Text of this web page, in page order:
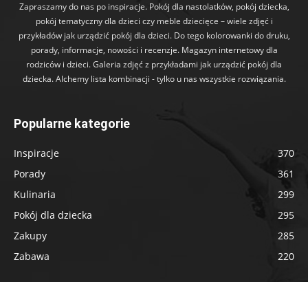
Zapraszamy do nas po inspiracje. Pokój dla nastolatków, pokój dziecka,
pokój tematyczny dla dzieci czy meble dziecięce – wiele zdjęć i
przykładów jak urządzić pokój dla dzieci. Do tego kolorowanki do druku,
porady, informacje, nowości i recenzje. Magazyn internetowy dla
rodziców i dzieci. Galeria zdjęć z przykładami jak urządzić pokój dla
dziecka. Alchemy lista kombinacji - tylko u nas wszystkie rozwiązania.
Popularne kategorie
Inspiracje
370
Porady
361
Kulinaria
299
Pokój dla dziecka
295
Zakupy
285
Zabawa
220